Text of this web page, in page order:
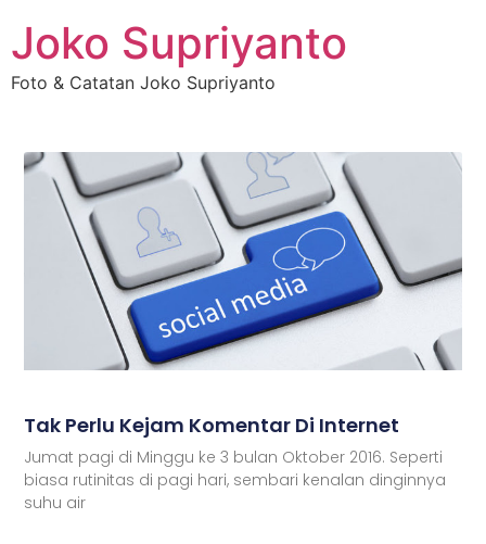
Joko Supriyanto
Foto & Catatan Joko Supriyanto
Tak Perlu Kejam Komentar Di Internet
Jumat pagi di Minggu ke 3 bulan Oktober 2016. Seperti
biasa rutinitas di pagi hari, sembari kenalan dinginnya
suhu air